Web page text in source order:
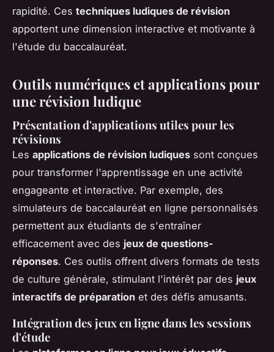
rapidité. Ces techniques ludiques de révision
apportent une dimension interactive et motivante à
l'étude du baccalauréat.
Outils numériques et applications pour
une révision ludique
Présentation d'applications utiles pour les
révisions
Les applications de révision ludiques sont conçues
pour transformer l'apprentissage en une activité
engageante et interactive. Par exemple, des
simulateurs de baccalauréat en ligne personnalisés
permettent aux étudiants de s'entraîner
efficacement avec des jeux de questions-
réponses. Ces outils offrent divers formats de tests
de culture générale, stimulant l'intérêt par des jeux
interactifs de préparation et des défis amusants.
Intégration des jeux en ligne dans les sessions
d'étude